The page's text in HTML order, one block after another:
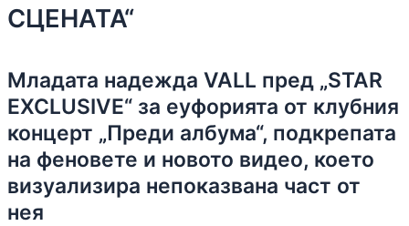
СЦЕНАТА“
Младата надежда VALL пред „STAR
EXCLUSIVE“ за еуфорията от клубния
концерт „Преди албума“, подкрепата
на феновете и новото видео, което
визуализира непоказвана част от
нея